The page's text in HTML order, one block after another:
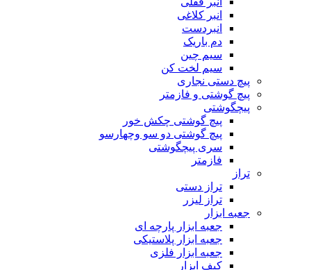
انبر کلاغی
انبردست
دم باریک
سیم چین
سیم لخت کن
پیچ دستی نجاری
پیچ گوشتی و فازمتر
پیچگوشتی
پیچ گوشتی چکش خور
پیچ گوشتی دو سو وچهارسو
سری پیچگوشتی
فازمتر
تراز
تراز دستی
تراز لیزر
جعبه ابزار
جعبه ابزار پارچه ای
جعبه ابزار پلاستیکی
جعبه ابزار فلزی
کیف ابزار